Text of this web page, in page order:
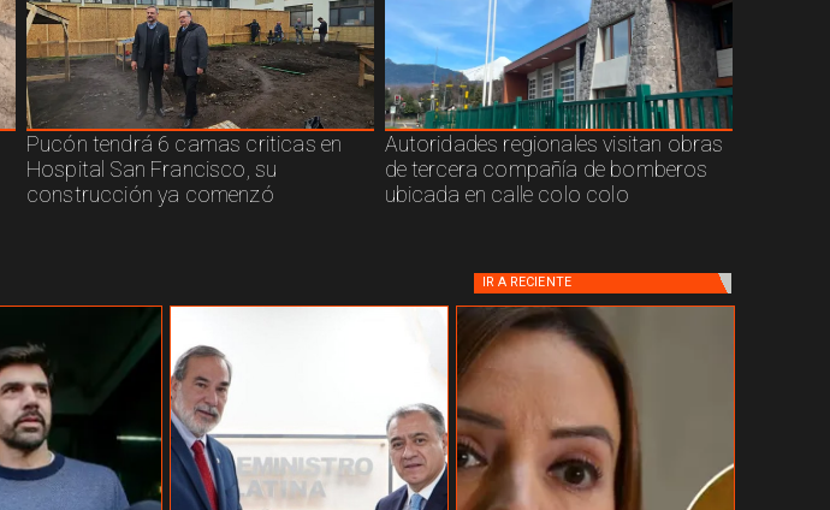
Pucón tendrá 6 camas criticas en
Hospital San Francisco, su
construcción ya comenzó
Autoridades regionales visitan obras
de tercera compañía de bomberos
ubicada en calle colo colo
IR A RECIENTE